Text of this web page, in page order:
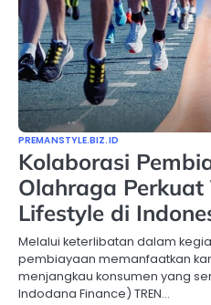
PREMANSTYLE.BIZ.ID
Kolaborasi
Olahraga Perkuat
Lifestyle di
Melalui keterlibatan dalam
pembiayaan memanfaatkan
menjangkau konsumen yang
Indodana Finance) TREN…